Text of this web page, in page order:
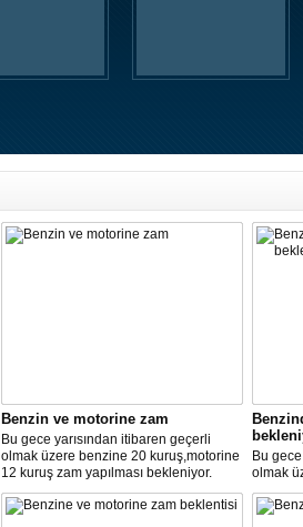
Benzin ve motorine zam
Bu gece yarısından itibaren geçerli
olmak üzere benzine 20 kuruş,motorine
12 kuruş zam yapılması bekleniyor.
Bu
olmak
indirim